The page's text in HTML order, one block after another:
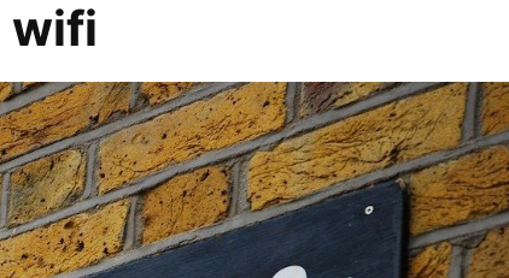
wifi